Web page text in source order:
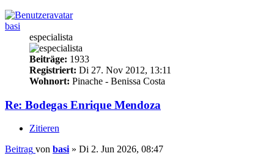
basi
especialista
Beiträge: 1933
Registriert: Di 27. Nov 2012, 13:11
Wohnort: Pinache - Benissa Costa
Re: Bodegas Enrique Mendoza
Zitieren
Beitrag von basi» Di 2. Jun 2026, 08:47